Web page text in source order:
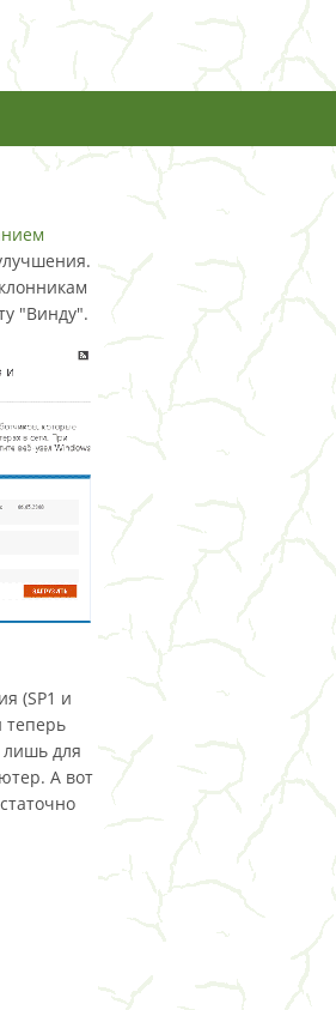
"Винду".
(SP1 и
теперь
лишь для
А вот